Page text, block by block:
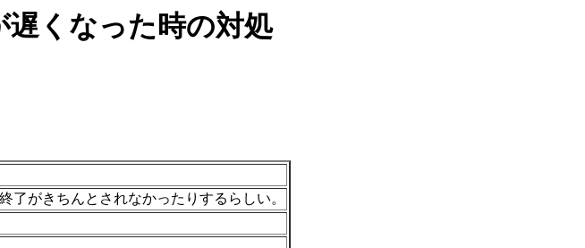
くなった時の対処
了がきちんとされなかったりするらしい。